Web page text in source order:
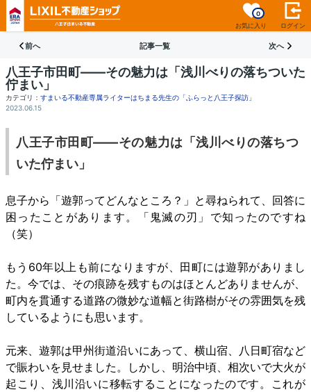
お気に入り
0
ログイン
前へ 記事一覧 次へ
八王子市田町――その魅力は「浅川べりの落ちついた
佇まい」
カテゴリ： すまいる不動産専属ライターはちまる先生の「ふらっと八王子探訪」
2023.06.15
八王子市田町――その魅力は「浅川べりの落ちつ
いた佇まい」
息子から「遊郭ってどんなところ？」と尋ねられて、回答に
困ったことがあります。「鬼滅の刃」で知ったのですね
（笑）
もう60年以上も前になりますが、田町には遊郭がありまし
た。今では、その痕跡を残すものはほとんどありませんが、
町内を貫通する道路の微妙な道幅と街路樹がその雰囲気を残
しているようにも思います。
元来、遊郭は甲州街道沿いにあって、横山宿、八日町宿など
で賑わいを見せました。しかし、明治中頃、相次いで大火が
起こり、浅川沿いに移転することになったのです。これが